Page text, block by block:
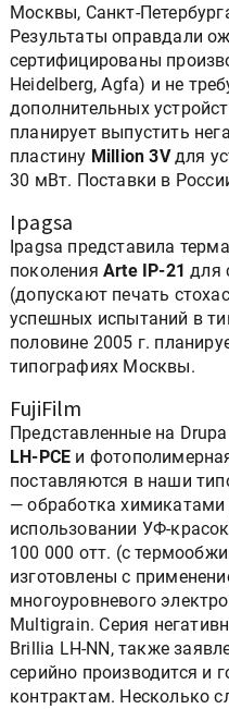
Москвы, Санкт-
Результаты оправдали
сертифицированы
Heidelberg, Agfa) и не
дополнительных
планирует выпустить
пластину Million 3Vдля
30 мВт. Поставки в
Ipagsa
Ipagsa представила
поколения Arte IP-21 для
(допускают печать
успешных испытаний в
половине 2005 г.
типографиях Москвы.
FujiFilm
Представленные на
LH-PCE и
поставляются в наши
— обработка химикатами
использовании УФ-
100 000 отт. (с
изготовлены с
многоуровневого
Multigrain. Серия
Brillia LH-NN, также
серийно производится и
контрактам. Несколько